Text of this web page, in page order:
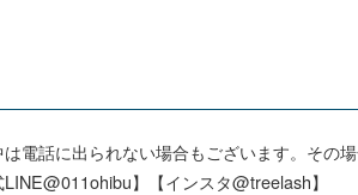
電話に出られない場合もございます。その
LINE@011ohibu】【インスタ@treelash】